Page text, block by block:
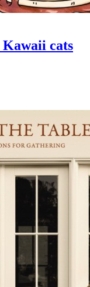
Kawaii cats